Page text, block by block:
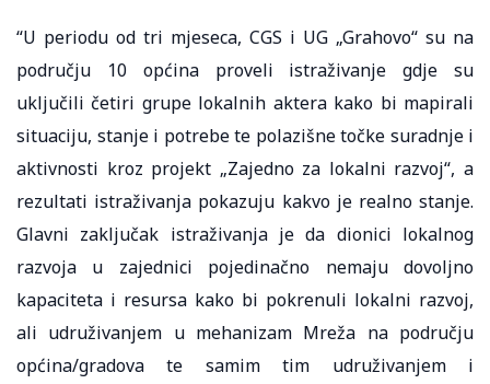
“U periodu od tri mjeseca, CGS i UG „Grahovo“ su na
području 10 općina proveli istraživanje gdje su
uključili četiri grupe lokalnih aktera kako bi mapirali
situaciju, stanje i potrebe te polazišne točke suradnje i
aktivnosti kroz projekt „Zajedno za lokalni razvoj“, a
rezultati istraživanja pokazuju kakvo je realno stanje.
Glavni zaključak istraživanja je da dionici lokalnog
razvoja u zajednici pojedinačno nemaju dovoljno
kapaciteta i resursa kako bi pokrenuli lokalni razvoj,
ali udruživanjem u mehanizam Mreža na području
općina/gradova te samim tim udruživanjem i